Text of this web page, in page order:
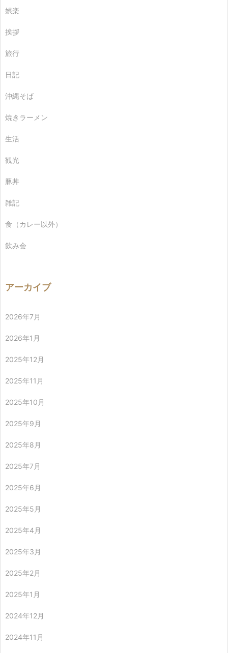
娯楽
挨拶
旅行
日記
沖縄そば
焼きラーメン
生活
観光
豚丼
雑記
食（カレー以外）
飲み会
アーカイブ
2026年7月
2026年1月
2025年12月
2025年11月
2025年10月
2025年9月
2025年8月
2025年7月
2025年6月
2025年5月
2025年4月
2025年3月
2025年2月
2025年1月
2024年12月
2024年11月